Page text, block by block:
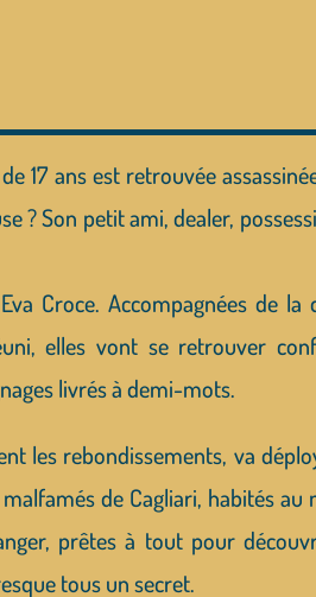
17 ans est retrouvée
Son petit ami, dealer,
Croce. Accompagnées de
elles vont se retrouver
livrés à demi-mots.
les rebondissements, va
de Cagliari, habités
prêtes à tout pour
tous un secret.